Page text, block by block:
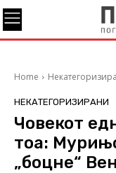
Home
НЕКАТЕГОРИЗИРАНИ
Човекот
тоа:
„боцне“